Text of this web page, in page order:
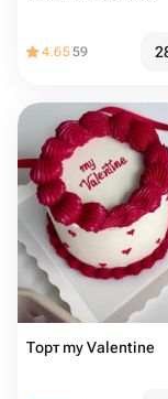
4.6559
Торт my Valentine